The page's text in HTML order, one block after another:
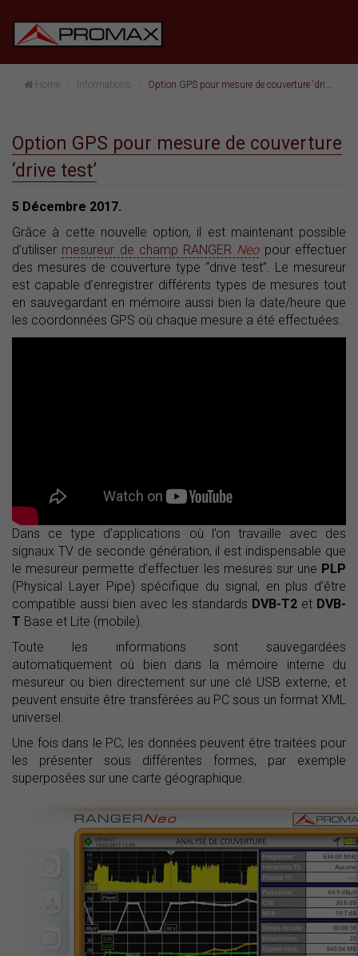
Home Informations Option GPS pour mesure de couverture ‘drive test’
Option GPS pour mesure de couverture
‘drive test’
5 Décembre 2017.
Grâce à cette nouvelle option, il est maintenant possible
d’utiliser mesureur de champ RANGER Neopour effectuer
des mesures de couverture type “drive test”. Le mesureur
est capable d’enregistrer différents types de mesures tout
en sauvegardant en mémoire aussi bien la date/heure que
les coordonnées GPS où chaque mesure a été effectuées.
Dans ce type d’applications où l’on travaille avec des
signaux TV de seconde génération, il est indispensable que
le mesureur permette d’effectuer les mesures sur une PLP
(Physical Layer Pipe) spécifique du signal, en plus d’être
compatible aussi bien avec les standards DVB-T2 et DVB-
T Base et Lite (mobile).
Toute les informations sont sauvegardées
automatiquement où bien dans la mémoire interne du
mesureur ou bien directement sur une clé USB externe, et
peuvent ensuite être transférées au PC sous un format XML
universel.
Une fois dans le PC, les données peuvent être traitées pour
les présenter sous différentes formes, par exemple
superposées sur une carte géographique.